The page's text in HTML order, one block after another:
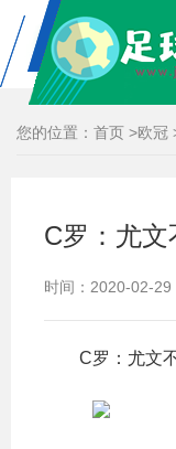
您的位置： 首页 >欧冠
C罗：尤
时间：2020-02-29
C罗：尤文